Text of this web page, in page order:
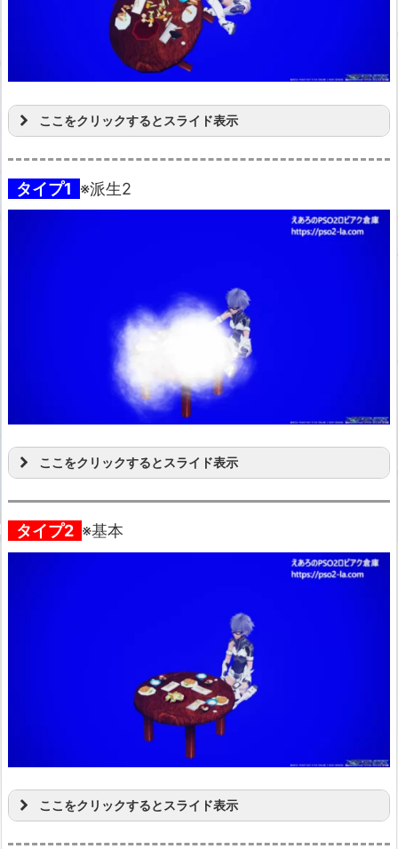
ここをクリックするとスライド表示
タイプ1 ※派生2
ここをクリックするとスライド表示
タイプ2 ※基本
ここをクリックするとスライド表示